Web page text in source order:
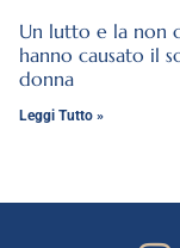
Un lutto e la non
hanno causato il
donna
Leggi Tutto »